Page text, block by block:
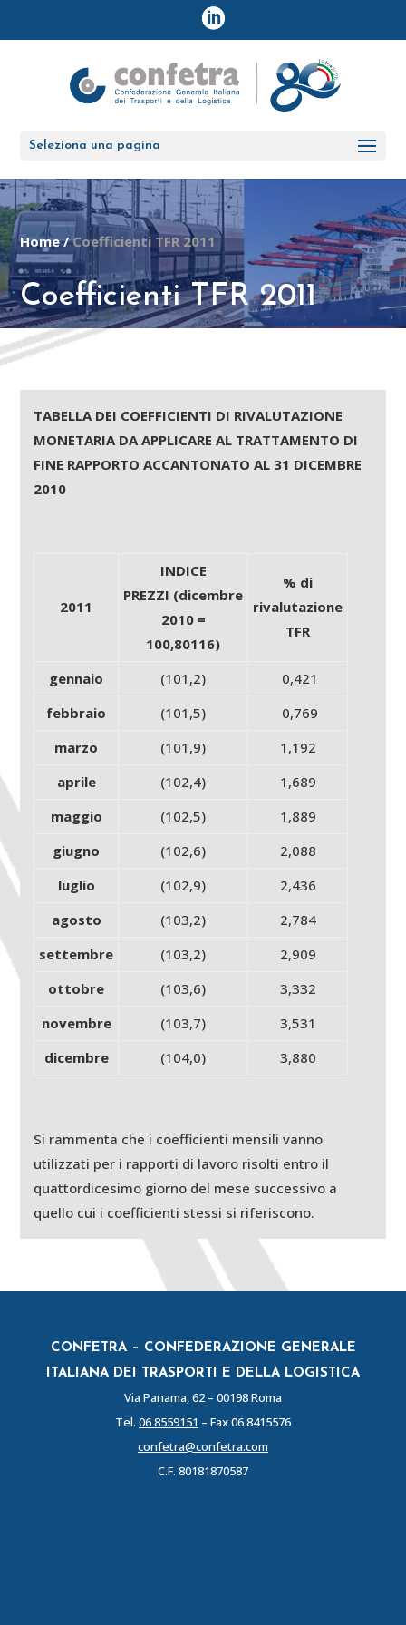
Seleziona una pagina
Home/Coefficienti TFR 2011
Coefficienti TFR 2011
TABELLA DEI COEFFICIENTI DI RIVALUTAZIONE
MONETARIA DA APPLICARE AL TRATTAMENTO DI
FINE RAPPORTO ACCANTONATO AL 31 DICEMBRE
2010
2011
INDICE
PREZZI (dicembre
2010 =
100,80116)
% di
rivalutazione
TFR
gennaio (101,2)
0,421
febbraio
(101,5)
0,769
marzo
(101,9)
1,192
aprile
(102,4)
1,689
maggio
(102,5)
1,889
giugno
(102,6)
2,088
luglio
(102,9)
2,436
agosto
(103,2)
2,784
settembre
(103,2)
2,909
ottobre
(103,6)
3,332
novembre
(103,7)
3,531
dicembre
(104,0) 3,880
Si rammenta che i coefficienti mensili vanno
utilizzati per i rapporti di lavoro risolti entro il
quattordicesimo giorno del mese successivo a
quello cui i coefficienti stessi si riferiscono.
CONFETRA – CONFEDERAZIONE GENERALE
ITALIANA DEI TRASPORTI E DELLA LOGISTICA
Via Panama, 62 – 00198 Roma
Tel. 06 8559151 – Fax 06 8415576
confetra@confetra.com
C.F. 80181870587